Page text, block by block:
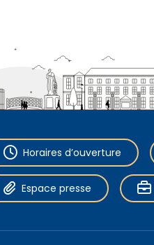
Horaires d’ouverture
Espace presse